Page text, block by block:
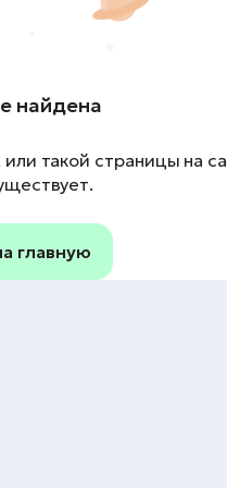
найдена
такой страницы на
главную